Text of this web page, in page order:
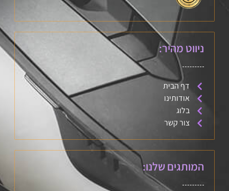
ניווט מהיר:
דף הבית
אודותינו
בלוג
צור קשר
המותגים שלנו: